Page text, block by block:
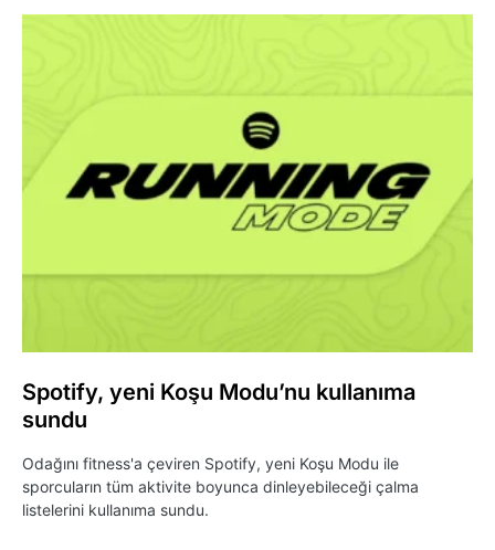
Spotify, yeni Koşu Modu’nu kullanıma
sundu
Odağını fitness'a çeviren Spotify, yeni Koşu Modu ile
sporcuların tüm aktivite boyunca dinleyebileceği çalma
listelerini kullanıma sundu.